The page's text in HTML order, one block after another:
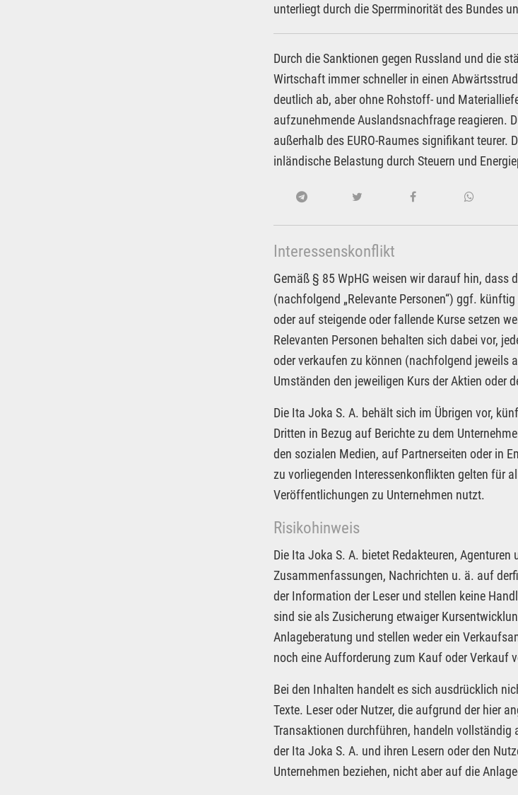
unterliegt durch die Sperrminorität des Bundes
Durch die Sanktionen gegen Russland und die
Wirtschaft immer schneller in einen
deutlich ab, aber ohne Rohstoff- und
aufzunehmende Auslandsnachfrage reagieren.
außerhalb des EURO-Raumes signifikant
inländische Belastung durch Steuern und
Interessenskonflikt
Gemäß § 85 WpHG weisen wir darauf hin, dass
(nachfolgend „Relevante Personen“) ggf.
oder auf steigende oder fallende Kurse setzen
Relevanten Personen behalten sich dabei vor,
oder verkaufen zu können (nachfolgend jeweils
Umständen den jeweiligen Kurs der Aktien oder
Die Ita Joka S. A. behält sich im Übrigen vor,
Dritten in Bezug auf Berichte zu dem
den sozialen Medien, auf Partnerseiten oder in
zu vorliegenden Interessenkonflikten gelten für
Veröffentlichungen zu Unternehmen nutzt.
Risikohinweis
Die Ita Joka S. A. bietet Redakteuren,
Zusammenfassungen, Nachrichten u. ä. auf
der Information der Leser und stellen keine
sind sie als Zusicherung etwaiger
Anlageberatung und stellen weder ein
noch eine Aufforderung zum Kauf oder Verkauf
Bei den Inhalten handelt es sich ausdrücklich
Texte. Leser oder Nutzer, die aufgrund der hier
Transaktionen durchführen, handeln vollständig
der Ita Joka S. A. und ihren Lesern oder den
Unternehmen beziehen, nicht aber auf die